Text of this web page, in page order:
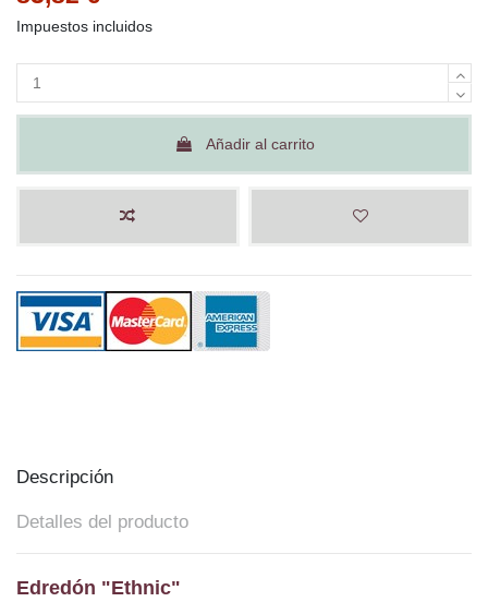
Impuestos incluidos
Añadir al carrito
Descripción
Detalles del producto
Edredón "Ethnic"